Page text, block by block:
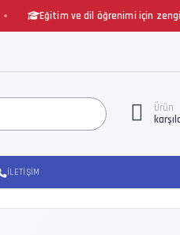
Eğitim ve dil öğrenimi için zengin
Ürün
İLETIŞIM